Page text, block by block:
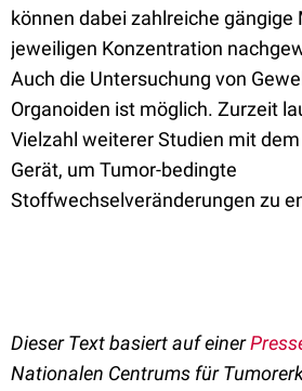
können dabei zahlreiche
jeweiligen Konzentration
Auch die Untersuchung von
Organoiden ist möglich. Zurzeit
Vielzahl weiterer Studien mit
Gerät, um Tumor-bedingte
Stoffwechselveränderungen zu
Dieser Text basiert auf einer
Nationalen Centrums für